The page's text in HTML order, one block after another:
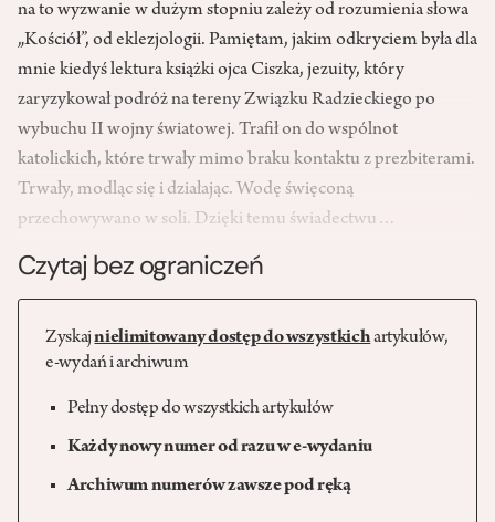
na to wyzwanie w dużym stopniu zależy od rozumienia słowa
„Kościół”, od eklezjologii. Pamiętam, jakim odkryciem była dla
mnie kiedyś lektura książki ojca Ciszka, jezuity, który
zaryzykował podróż na tereny Związku Radzieckiego po
wybuchu II wojny światowej. Trafił on do wspólnot
katolickich, które trwały mimo braku kontaktu z prezbiterami.
Trwały, modląc się i działając. Wodę święconą
przechowywano w soli. Dzięki temu świadectwu…
Czytaj bez ograniczeń
Zyskajnielimitowany dostęp do wszystkichartykułów,
e-wydań i archiwum
Pełny dostęp do wszystkich artykułów
Każdy nowy numer od razu w e-wydaniu
Archiwum numerów zawsze pod ręką